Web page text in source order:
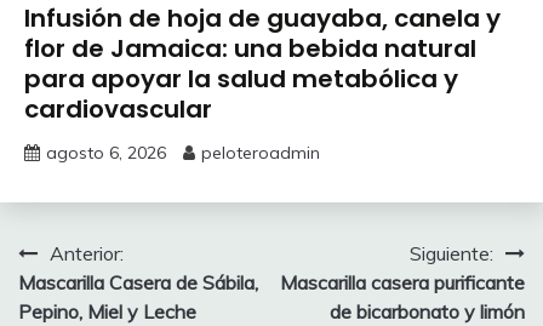
Infusión de hoja de guayaba, canela y
flor de Jamaica: una bebida natural
para apoyar la salud metabólica y
cardiovascular
agosto 6, 2026 peloteroadmin
Navegación
de
Anterior:
Mascarilla Casera de Sábila,
Pepino, Miel y Leche
Siguiente:
Mascarilla casera purificante
de bicarbonato y limón